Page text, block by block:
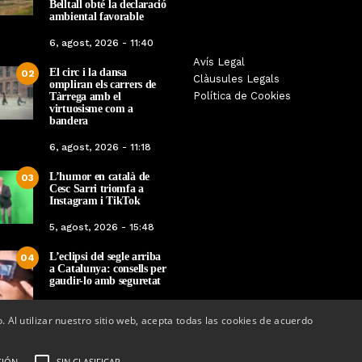
Belltall obté la declaració
ambiental favorable
6, agost, 2026 - 11:40
02
El circ i la dansa
ompliran els carrers de
Tàrrega amb el
virtuosisme com a
bandera
6, agost, 2026 - 11:18
03
L’humor en català de
Cesc Sarri triomfa a
Instagram i TikTok
5, agost, 2026 - 15:48
04
L’eclipsi del segle arriba
a Catalunya: consells per
gaudir-lo amb seguretat
Avís Legal
Clàusules Legals
Política de Cookies
La botiga L’K de Balaguer es
converteix en nou punt de
referència de Warhammer a
Lleida
22, abril, 2026 - 08:10
Sexenni, Fades,
Targarians, caps de
Festa Major de Maig
utilizar nuestro sitio web, acepta todas las cookies de acuerdo